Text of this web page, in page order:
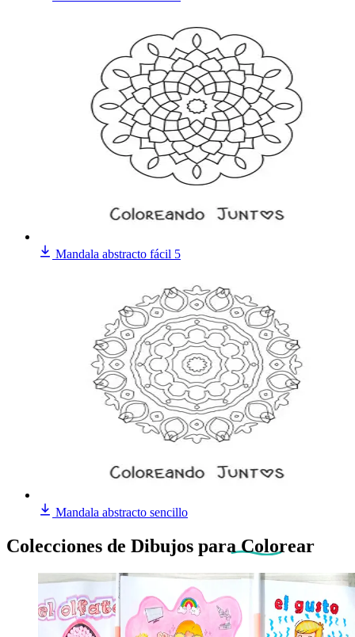
Mandala abstracto fácil 5
Mandala abstracto sencillo
Colecciones de Dibujos para Colorear